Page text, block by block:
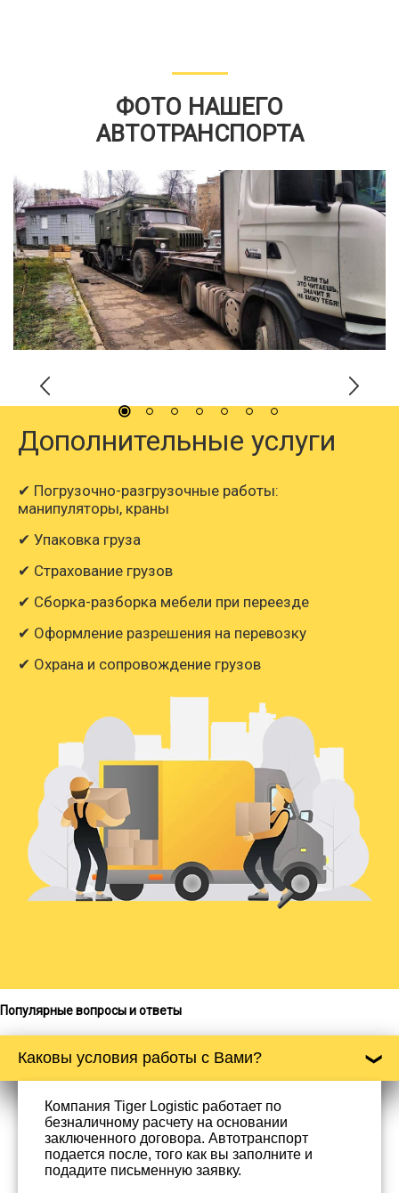
ФОТО НАШЕГО
АВТОТРАНСПОРТА
Дополнительные услуги
✔ Погрузочно-разгрузочные работы:
манипуляторы, краны
✔ Упаковка груза
✔ Страхование грузов
✔ Сборка-разборка мебели при переезде
✔ Оформление разрешения на перевозку
✔ Охрана и сопровождение грузов
Популярные вопросы и ответы
Каковы условия работы с Вами?
Компания Tiger Logistic работает по
безналичному расчету на основании
заключенного договора. Автотранспорт
подается после, того как вы заполните и
подадите письменную заявку.